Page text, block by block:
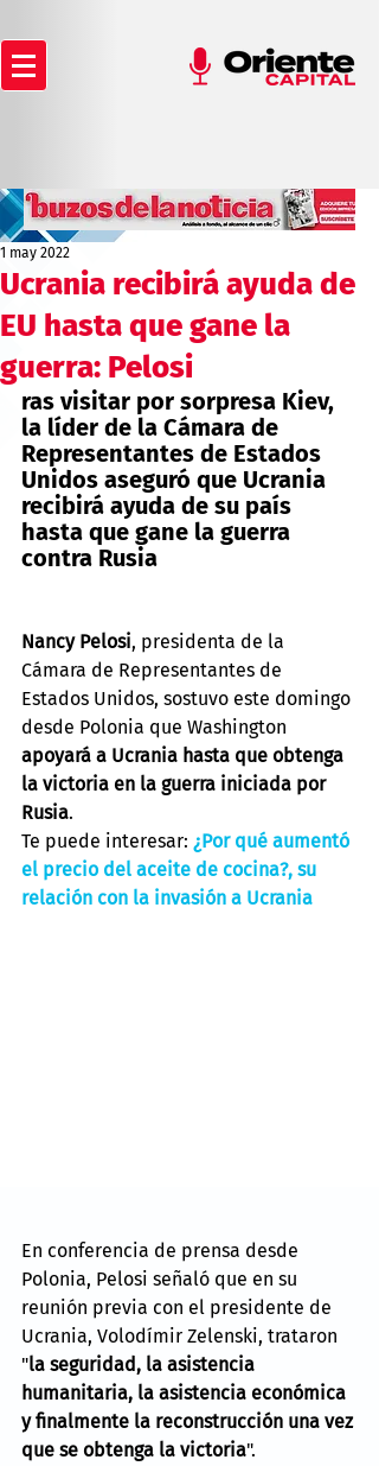
Ucrania recibirá ayuda de
EU hasta que gane la
guerra: Pelosi
1 may 2022
ras visitar por sorpresa Kiev,
la líder de la Cámara de
Representantes de Estados
Unidos aseguró que Ucrania
recibirá ayuda de su país
hasta que gane la guerra
contra Rusia
Nancy Pelosi, presidenta de la
Cámara de Representantes de
Estados Unidos, sostuvo este domingo
desde Polonia que Washington
apoyará a Ucrania hasta que obtenga
la victoria en la guerra iniciada por
Rusia.
Te puede interesar: ¿Por qué aumentó
el precio del aceite de cocina?, su
relación con la invasión a Ucrania
En conferencia de prensa desde
Polonia, Pelosi señaló que en su
reunión previa con el presidente de
Ucrania, Volodímir Zelenski, trataron
"la seguridad, la asistencia
humanitaria, la asistencia económica
y finalmente la reconstrucción una vez
que se obtenga la victoria".